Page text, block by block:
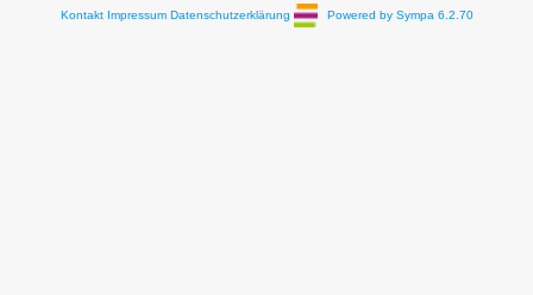
Kontakt Impressum Datenschutzerklärung Powered by Sympa 6.2.70